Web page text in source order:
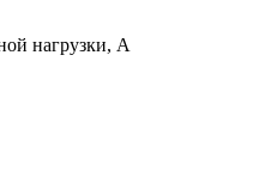
нагрузки, А